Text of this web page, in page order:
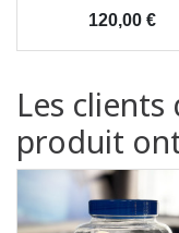
Prix
120,00 €
Les
produit